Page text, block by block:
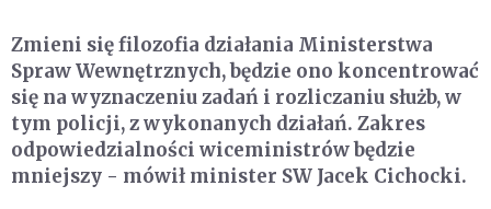
Zmieni się filozofia działania Ministerstwa
Spraw Wewnętrznych, będzie ono koncentrować
się na wyznaczeniu zadań i rozliczaniu służb, w
tym policji, z wykonanych działań. Zakres
odpowiedzialności wiceministrów będzie
mniejszy - mówił minister SW Jacek Cichocki.